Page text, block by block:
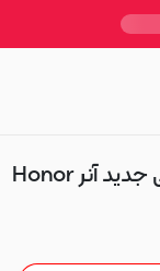
Honor X7A 4G
خرید قاب گوشی و گلس و لوازم جانبی جدید آنر Honor